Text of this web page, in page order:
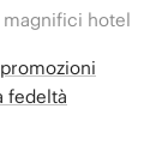
magnifici hotel
fedeltà